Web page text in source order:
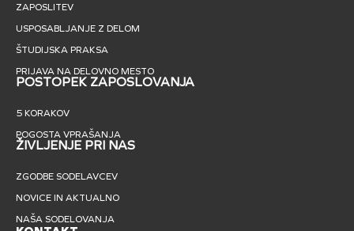
ZAPOSLITEV
USPOSABLJANJE Z DELOM
ŠTUDIJSKA PRAKSA
PRIJAVA NA DELOVNO MESTO
POSTOPEK ZAPOSLOVANJA
5 KORAKOV
POGOSTA VPRAŠANJA
ŽIVLJENJE PRI NAS
ZGODBE SODELAVCEV
NOVICE IN AKTUALNO
NAŠA SODELOVANJA